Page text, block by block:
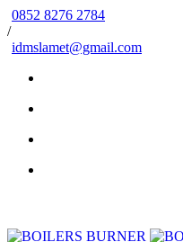
0852 8276 2784
/
idmslamet@gmail.com